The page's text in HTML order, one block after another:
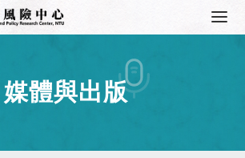
媒體與出版